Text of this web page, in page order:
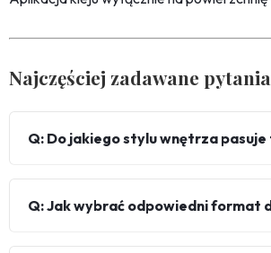
Najczęściej zadawane
Q: Do jakiego stylu wnętrza
Q: Jak wybrać odpowiedni format